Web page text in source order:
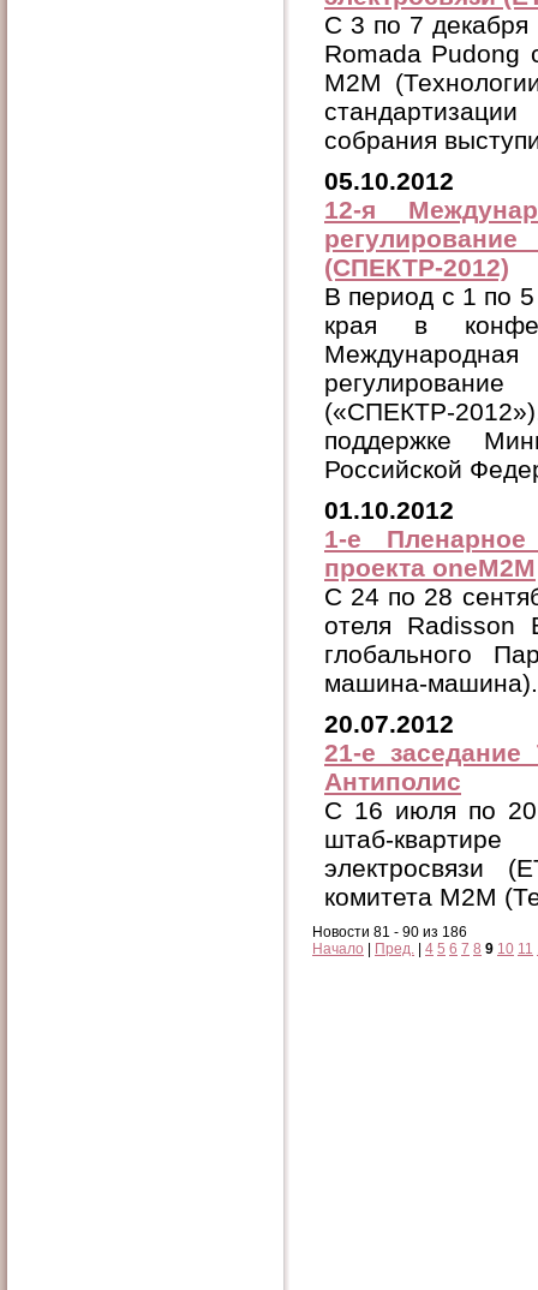
C 3 по 7 декабря
Romada Pudong
М2М
собрания
05.10.2012
12-я
(СПЕКТР-2012)
В период с 1 по 5
края в
(«СПЕКТР-
поддержке
Российской
01.10.2012
1-е Пленарное
проекта oneM2M
C 24 по 28
отеля Radisson
глобального
машина-машина).
20.07.2012
21-е
Антиполис
C 16 июля по
штаб-
электросвязи
комитета М2М
Новости 81 - 90 из 186
Начало
Пред. 4 5 6 7 8 9 10 11